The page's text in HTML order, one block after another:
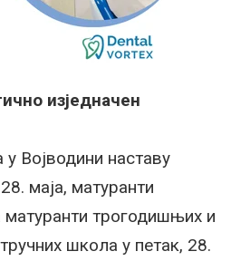
изједначен
Војводини наставу
маја, матуранти
матуранти трогодишњих и
школа у петак, 28.